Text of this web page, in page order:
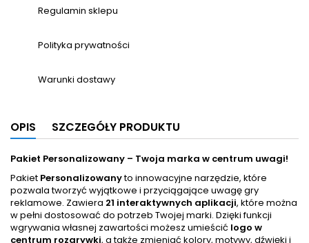
Regulamin sklepu
Polityka prywatności
Warunki dostawy
OPIS SZCZEGÓŁY PRODUKTU
Pakiet Personalizowany – Twoja marka w centrum uwagi!
Pakiet Personalizowanyto innowacyjne narzędzie, które
pozwala tworzyć wyjątkowe i przyciągające uwagę gry
reklamowe. Zawiera 21 interaktywnych aplikacji, które można
w pełni dostosować do potrzeb Twojej marki. Dzięki funkcji
wgrywania własnej zawartości możesz umieścić logo w
centrum rozgrywki, a także zmieniać kolory, motywy, dźwięki i